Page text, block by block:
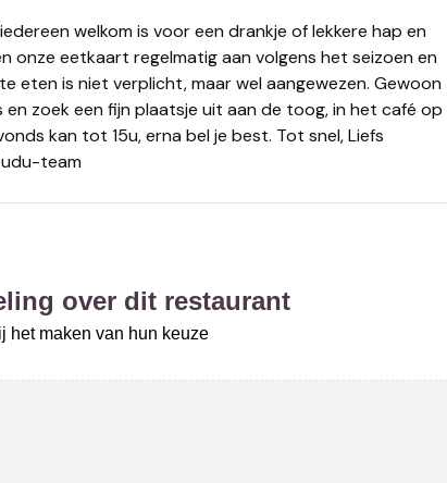
onze eetkaart regelmatig aan volgens het seizoen en
eten is niet verplicht, maar wel aangewezen. Gewoon
en zoek een fijn plaatsje uit aan de toog, in het café op
kan tot 15u, erna bel je best. Tot snel, Liefs
team
over dit restaurant
het maken van hun keuze